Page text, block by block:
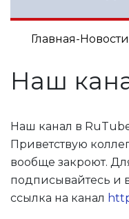
Главная
Наш
Наш канал в
Приветствую
вообще закроют.
подписывайтесь и
ссылка на канал